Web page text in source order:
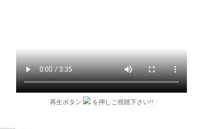
再生ボタン を押しご視聴下さい!!